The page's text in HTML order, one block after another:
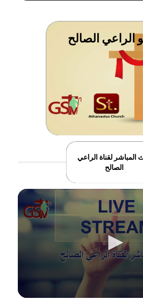
الراعي الصالح
المباشر لقناة الراعي
الصالح